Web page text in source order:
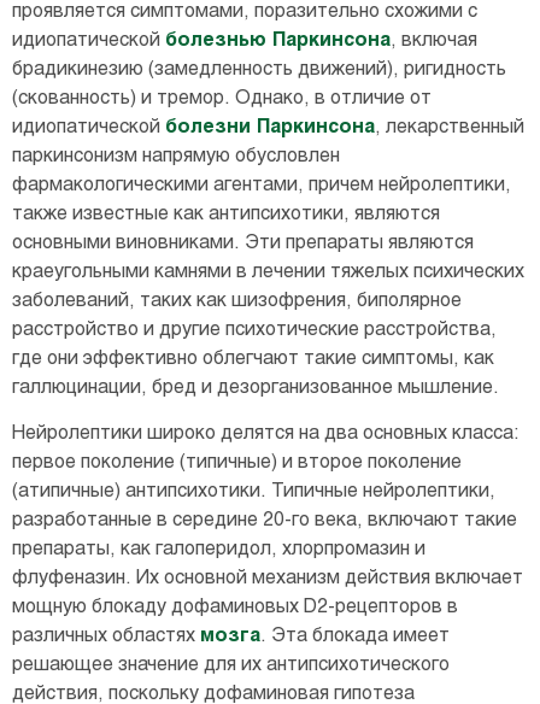
проявляется симптомами, поразительно схожими с
идиопатической болезнью Паркинсона, включая
брадикинезию (замедленность движений), ригидность
(скованность) и тремор. Однако, в отличие от
идиопатической болезни Паркинсона, лекарственный
паркинсонизм напрямую обусловлен
фармакологическими агентами, причем нейролептики,
также известные как антипсихотики, являются
основными виновниками. Эти препараты являются
краеугольными камнями в лечении тяжелых психических
заболеваний, таких как шизофрения, биполярное
расстройство и другие психотические расстройства,
где они эффективно облегчают такие симптомы, как
галлюцинации, бред и дезорганизованное мышление.
Нейролептики широко делятся на два основных класса:
первое поколение (типичные) и второе поколение
(атипичные) антипсихотики. Типичные нейролептики,
разработанные в середине 20-го века, включают такие
препараты, как галоперидол, хлорпромазин и
флуфеназин. Их основной механизм действия включает
мощную блокаду дофаминовых D2-рецепторов в
различных областях мозга. Эта блокада имеет
решающее значение для их антипсихотического
действия, поскольку дофаминовая гипотеза